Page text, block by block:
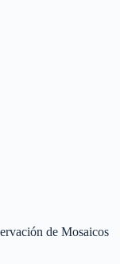
de Mosaicos